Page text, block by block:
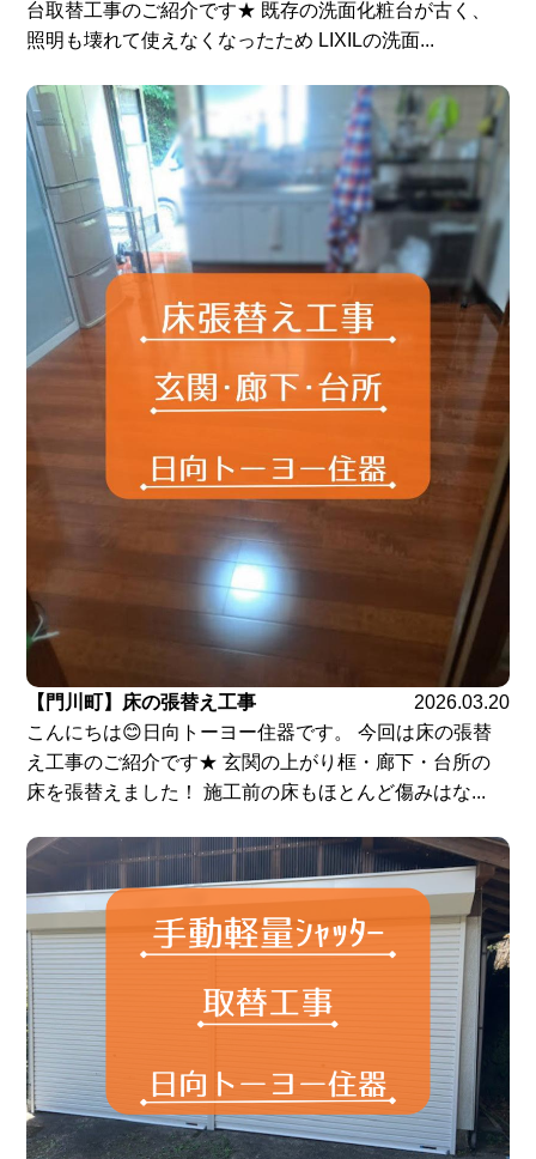
台取替工事のご紹介です★ 既存の洗面化粧台が古く、
照明も壊れて使えなくなったため LIXILの洗面...
【門川町】床の張替え工事
2026.03.20
こんにちは😊日向トーヨー住器です。 今回は床の張替
え工事のご紹介です★ 玄関の上がり框・廊下・台所の
床を張替えました！ 施工前の床もほとんど傷みはな...